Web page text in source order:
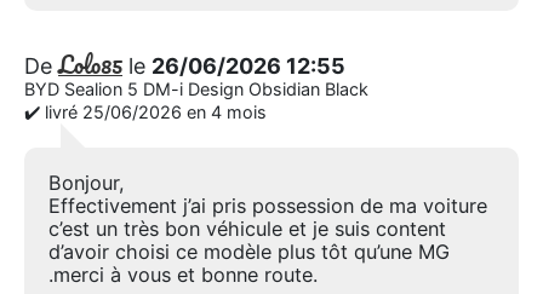
DeLolo85 le 26/06/2026 12:55
BYD Sealion 5 DM-i Design Obsidian Black
✔️ livré 25/06/2026 en 4 mois
Bonjour,
Effectivement j’ai pris possession de ma voiture
c’est un très bon véhicule et je suis content
d’avoir choisi ce modèle plus tôt qu’une MG
.merci à vous et bonne route.